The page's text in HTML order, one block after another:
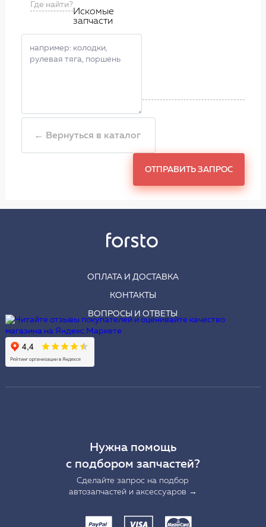
Где найти?
Искомые
запчасти
← Вернуться в каталог
ОТПРАВИТЬ ЗАПРОС
ОПЛАТА И ДОСТАВКА
КОНТАКТЫ
ВОПРОСЫ И ОТВЕТЫ
Нужна помощь
с подбором запчастей?
Сделайте запрос на подбор
автозапчастей и аксессуаров →